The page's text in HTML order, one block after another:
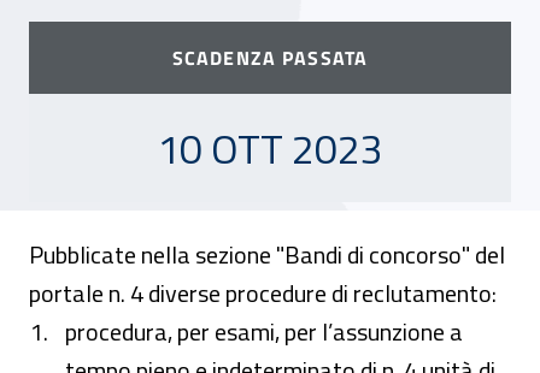
SCADENZA PASSATA
10 OTTOBRE 2023
10 OTT 2023
Pubblicate nella sezione "Bandi di concorso" del
portale n. 4 diverse procedure di reclutamento:
procedura, per esami, per l’assunzione a